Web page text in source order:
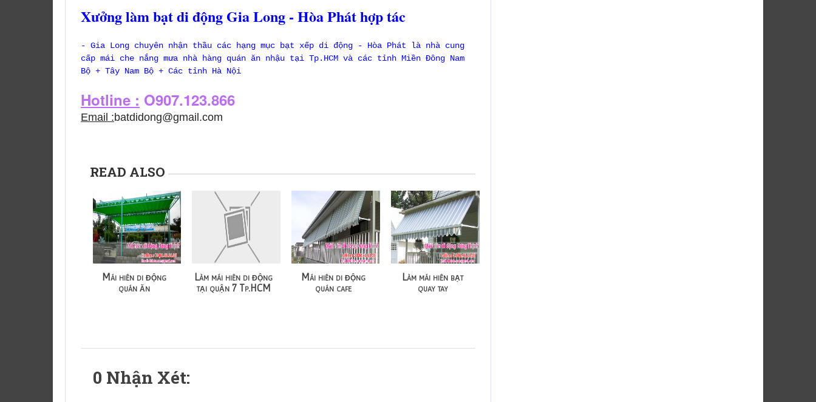
Xưởng làm bạt di động Gia Long - Hòa Phát hợp tác
- Gia Long chuyên nhận thầu các hạng mục bạt xếp di động - Hòa Phát là nhà cung
cấp mái che nắng mưa nhà hàng quán ăn nhậu tại Tp.HCM và các tỉnh Miền Đông Nam
Bộ + Tây Nam Bộ + Các tỉnh Hà Nội
Hotline : O907.123.866
Email :batdidong@gmail.com
READ ALSO
Mái hiên di động
quán ăn
Làm mái hiên di động
tại quận 7 Tp.HCM
Mái hiên di động
quán cafe
Làm mái hiên bạt
quay tay
0 Nhận Xét: